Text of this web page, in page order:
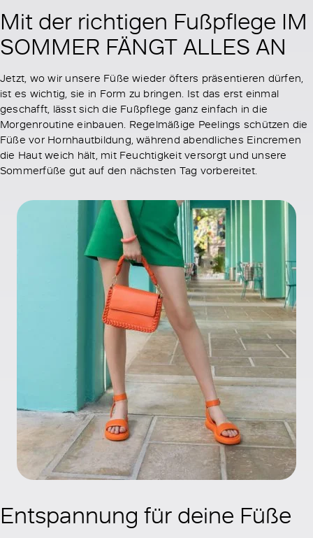
Mit der richtigen Fußpflege IM
SOMMER FÄNGT ALLES AN
Jetzt, wo wir unsere Füße wieder öfters präsentieren dürfen,
ist es wichtig, sie in Form zu bringen. Ist das erst einmal
geschafft, lässt sich die Fußpflege ganz einfach in die
Morgenroutine einbauen. Regelmäßige Peelings schützen die
Füße vor Hornhautbildung, während abendliches Eincremen
die Haut weich hält, mit Feuchtigkeit versorgt und unsere
Sommerfüße gut auf den nächsten Tag vorbereitet.
Entspannung für deine Füße